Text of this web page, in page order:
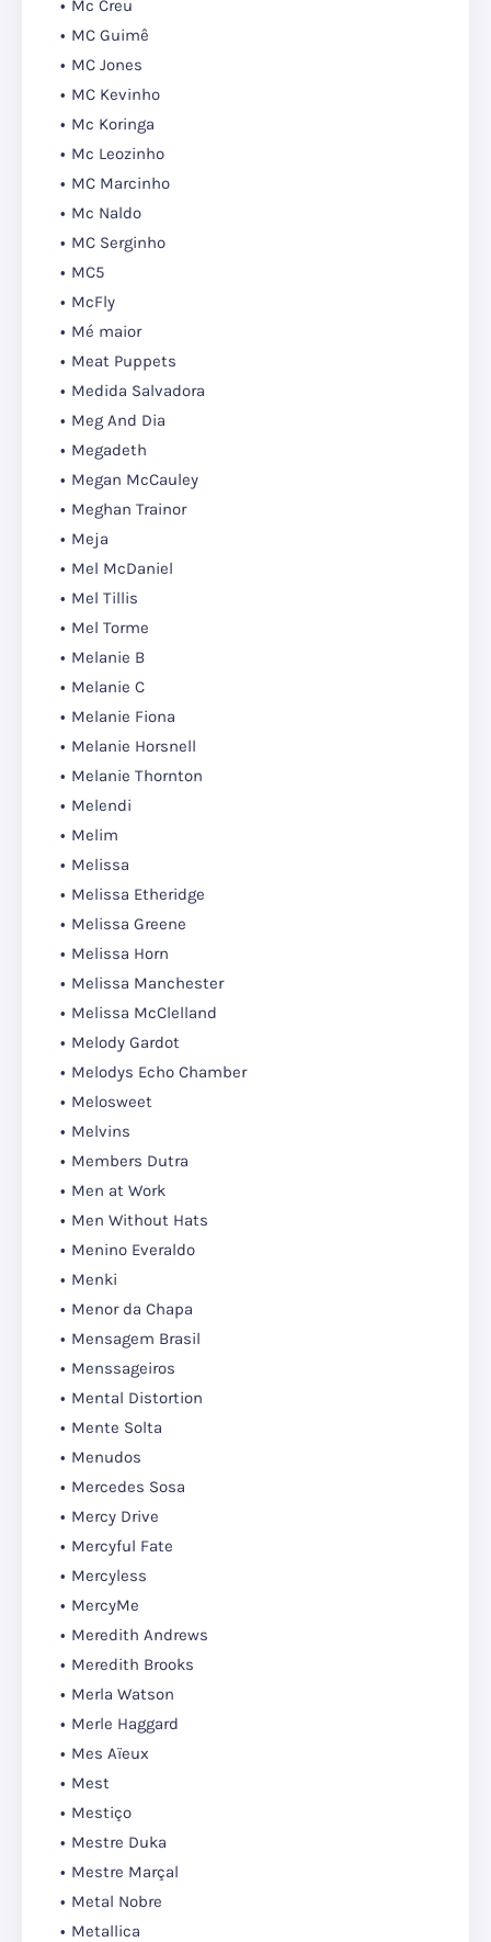
Mc Creu
MC Guimê
MC Jones
MC Kevinho
Mc Koringa
Mc Leozinho
MC Marcinho
Mc Naldo
MC Serginho
MC5
McFly
Mé maior
Meat Puppets
Medida Salvadora
Meg And Dia
Megadeth
Megan McCauley
Meghan Trainor
Meja
Mel McDaniel
Mel Tillis
Mel Torme
Melanie B
Melanie C
Melanie Fiona
Melanie Horsnell
Melanie Thornton
Melendi
Melim
Melissa
Melissa Etheridge
Melissa Greene
Melissa Horn
Melissa Manchester
Melissa McClelland
Melody Gardot
Melodys Echo Chamber
Melosweet
Melvins
Members Dutra
Men at Work
Men Without Hats
Menino Everaldo
Menki
Menor da Chapa
Mensagem Brasil
Menssageiros
Mental Distortion
Mente Solta
Menudos
Mercedes Sosa
Mercy Drive
Mercyful Fate
Mercyless
MercyMe
Meredith Andrews
Meredith Brooks
Merla Watson
Merle Haggard
Mes Aïeux
Mest
Mestiço
Mestre Duka
Mestre Marçal
Metal Nobre
Metallica